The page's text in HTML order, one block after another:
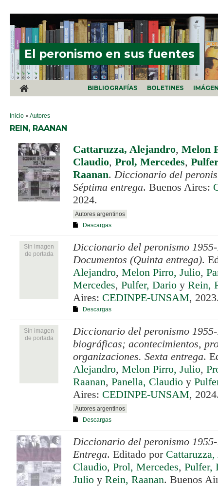
El peronismo en sus fuentes
BIBLIOGRAFÍAS BOLETINES
SE ENCUENTRA USTED AQUÍ
Inicio »Autores
REIN, RAANAN
Cattaruzza, Alejandro, Melon
Claudio, Prol, Mercedes,
Raanan.Diccionario del
Séptima entrega. Buenos Aires:
2024.
Autores argentinos
Descargas
Sin imagen
de portada
Diccionario del peronismo
Documentos (Quinta entrega).
Alejandro, Melon Pirro, Julio,
Mercedes, Pulfer, Dario y Rein,
Aires: CEDINPE-UNSAM,
Descargas
Sin imagen
de portada
Diccionario del peronismo
biográficas; acontecimientos,
organizaciones. Sexta entrega.
Alejandro, Melon Pirro, Julio,
Raanan, Panella, Claudio y
Aires: CEDINPE-UNSAM,
Autores argentinos
Descargas
Diccionario del peronismo
Entrega. Editado por
Claudio, Prol, Mercedes, Pulfer,
Julio y Rein, Raanan. Buenos